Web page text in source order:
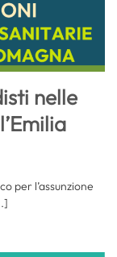
nelle
per l’assunzione